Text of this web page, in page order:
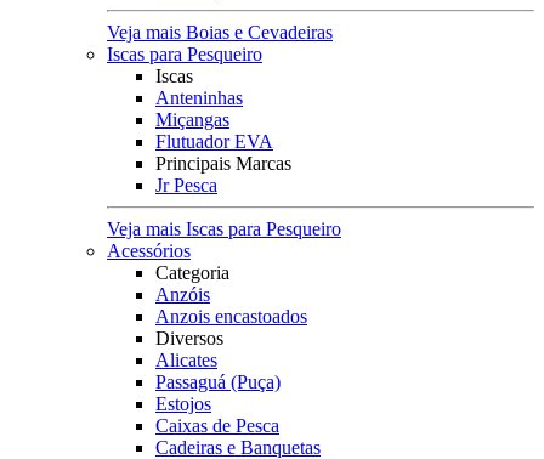
Veja mais Boias e Cevadeiras
Iscas para Pesqueiro
Iscas
Anteninhas
Miçangas
Flutuador EVA
Principais Marcas
Jr Pesca
Veja mais Iscas para Pesqueiro
Acessórios
Categoria
Anzóis
Anzois encastoados
Diversos
Alicates
Passaguá (Puça)
Estojos
Caixas de Pesca
Cadeiras e Banquetas